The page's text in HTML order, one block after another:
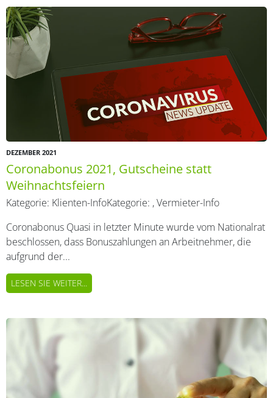
DEZEMBER 2021
Coronabonus 2021, Gutscheine statt
Weihnachtsfeiern
Kategorie: Klienten-InfoKategorie: ,Vermieter-Info
Coronabonus Quasi in letzter Minute wurde vom Nationalrat
beschlossen, dass Bonuszahlungen an Arbeitnehmer, die
aufgrund der...
LESEN SIE WEITER...